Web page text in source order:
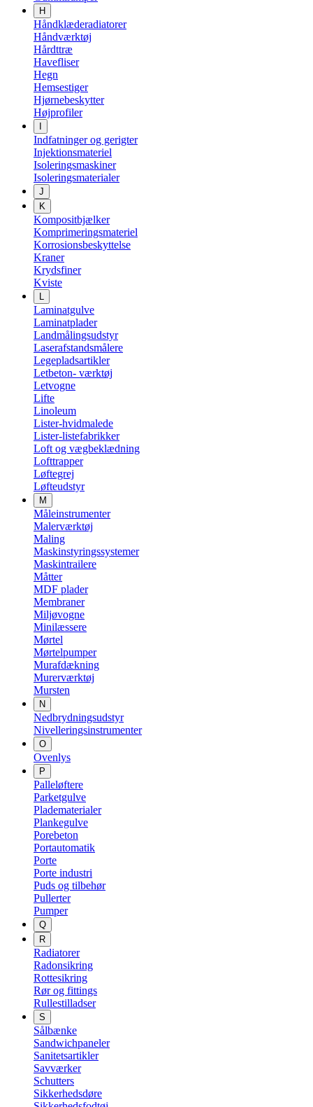
H
Håndklæderadiatorer
Håndværktøj
Hårdttræ
Havefliser
Hegn
Hemsestiger
Hjørnebeskytter
Højprofiler
Indfatninger og gerigter
Injektionsmateriel
Isoleringsmaskiner
Isoleringsmaterialer
J
K
Kompositbjælker
Komprimeringsmateriel
Korrosionsbeskyttelse
Kraner
Krydsfiner
Kviste
L
Laminatgulve
Laminatplader
Landmålingsudstyr
Laserafstandsmålere
Legepladsartikler
Letbeton- værktøj
Letvogne
Lifte
Linoleum
Lister-hvidmalede
Lister-listefabrikker
Loft og vægbeklædning
Lofttrapper
Løftegrej
Løfteudstyr
M
Måleinstrumenter
Malerværktøj
Maling
Maskinstyringssystemer
Maskintrailere
Måtter
MDF plader
Membraner
Miljøvogne
Minilæssere
Mørtel
Mørtelpumper
Murafdækning
Murerværktøj
Mursten
N
Nedbrydningsudstyr
Nivelleringsinstrumenter
O
Ovenlys
P
Palleløftere
Parketgulve
Pladematerialer
Plankegulve
Porebeton
Portautomatik
Porte
Porte industri
Puds og tilbehør
Pullerter
Pumper
Q
R
Radiatorer
Radonsikring
Rottesikring
Rør og fittings
Rullestilladser
S
Sålbænke
Sandwichpaneler
Sanitetsartikler
Savværker
Schutters
Sikkerhedsdøre